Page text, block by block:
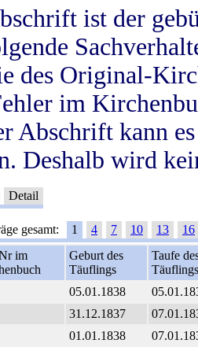
ist der
des Original-
im
Abschrift kann
Deshalb wird
Detail
gesamt: 1 4 7 10 13
16
im
Geburt des
Täuflings
Taufe
Täuflings
05.01.1838
31.12.1837
01.01.1838